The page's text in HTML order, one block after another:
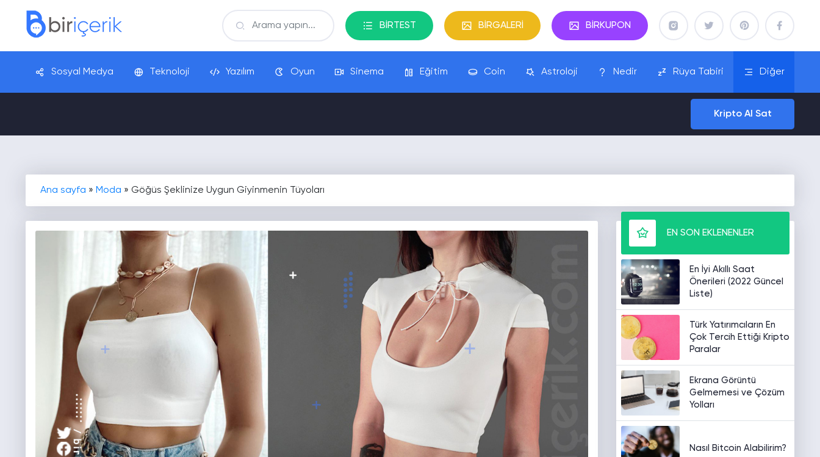
BİRTEST BİRGALERİ BİRKUPON
Sosyal Medya Teknoloji Yazılım Oyun Sinema Eğitim Coin Astroloji Nedir Rüya Tabiri Diğer
Kripto Al Sat
Ana sayfa » Moda » Göğüs Şeklinize Uygun Giyinmenin Tüyoları
EN SON EKLENENLER
En İyi Akıllı Saat
Önerileri (2022 Güncel
Liste)
Türk Yatırımcıların En
Çok Tercih Ettiği Kripto
Paralar
Ekrana Görüntü
Gelmemesi ve Çözüm
Yolları
Nasıl Bitcoin Alabilirim?